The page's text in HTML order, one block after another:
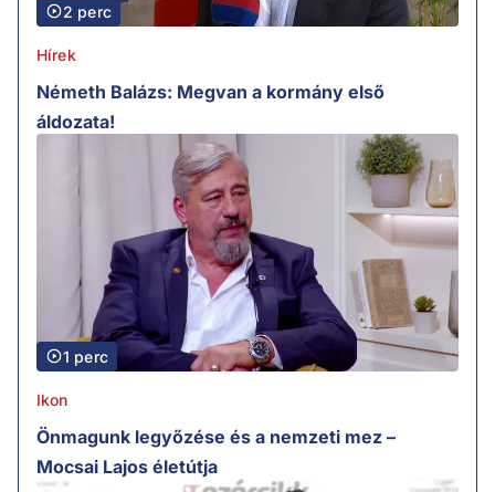
2 perc
Hírek
Németh Balázs: Megvan a kormány első
áldozata!
1 perc
Ikon
Önmagunk legyőzése és a nemzeti mez –
Mocsai Lajos életútja